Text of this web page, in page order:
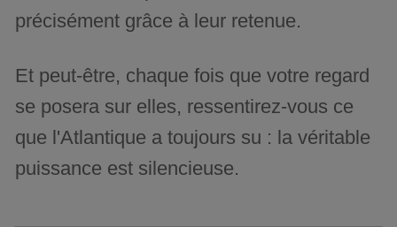
précisément grâce à leur retenue.
Et peut-être, chaque fois que votre regard
se posera sur elles, ressentirez-vous ce
que l'Atlantique a toujours su : la véritable
puissance est silencieuse.